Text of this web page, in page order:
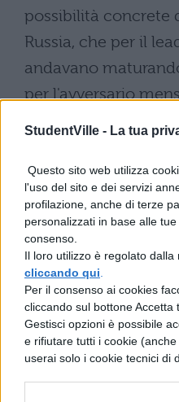
StudentVille - La tua
Questo sito web utilizza
l'uso del sito e dei servizi
profilazione, anche di terze
personalizzati in base alle
consenso.
Il loro utilizzo è regolato dalla
cliccando qui
Per il consenso ai cookies
cliccando sul bottone Accetta
Gestisci opzioni è possibile
e rifiutare tutti i cookie
userai solo i cookie tecnici di
possibilità concrete
Russia, che per il
andavano
per l'avversario
remote. In realtà il
«MENSCEVICO»
termini risalenti al
fondazione del
nel 1903, in cui il
la maggioranza, in
In questa situazione
assunse una
dopo il ritorno di